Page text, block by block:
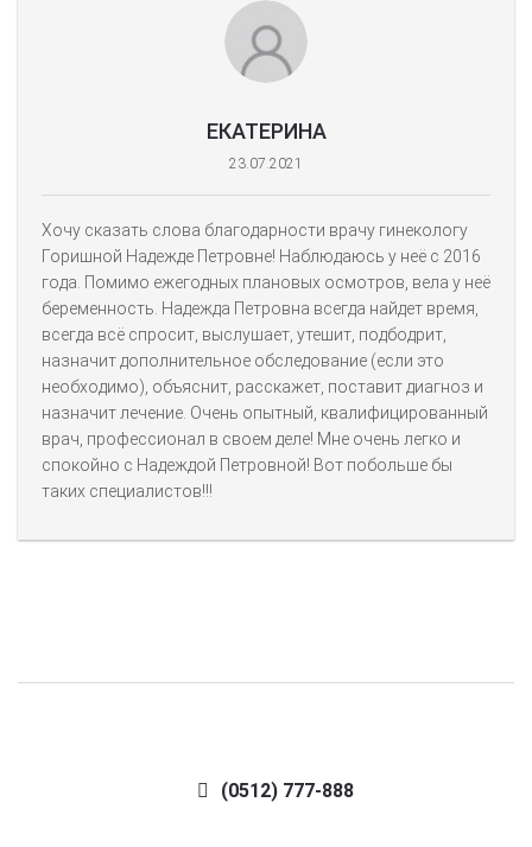
ЕКАТЕРИНА
23.07.2021
Хочу сказать слова благодарности врачу гинекологу
Горишной Надежде Петровне! Наблюдаюсь у неё с 2016
года. Помимо ежегодных плановых осмотров, вела у неё
беременность. Надежда Петровна всегда найдет время,
всегда всё спросит, выслушает, утешит, подбодрит,
назначит дополнительное обследование (если это
необходимо), объяснит, расскажет, поставит диагноз и
назначит лечение. Очень опытный, квалифицированный
врач, профессионал в своем деле! Мне очень легко и
спокойно с Надеждой Петровной! Вот побольше бы
таких специалистов!!!
(0512) 777-888